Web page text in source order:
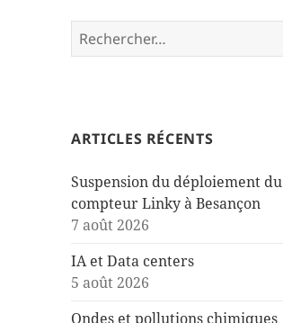
Rechercher :
ARTICLES RÉCENTS
Suspension du déploiement du
compteur Linky à Besançon
7 août 2026
IA et Data centers
5 août 2026
Ondes et pollutions chimiques